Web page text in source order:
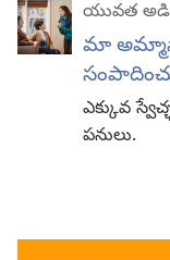
యువత అడిగే
మా
ఎక్కువ
పనులు.